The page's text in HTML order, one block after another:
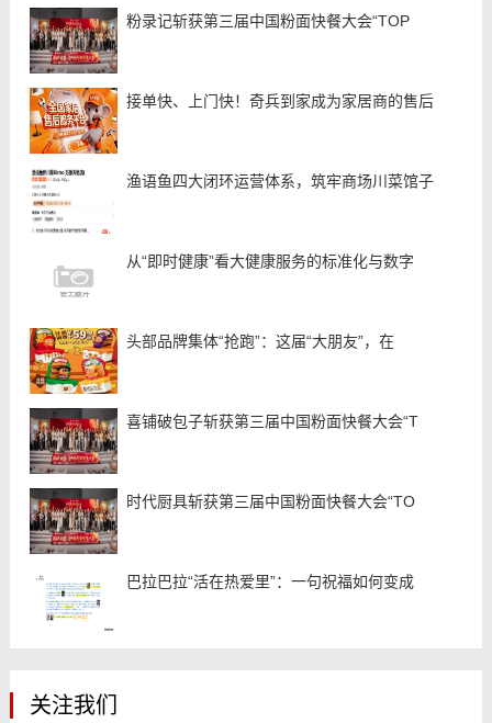
粉录记斩获第三届中国粉面快餐大会“TOP
接单快、上门快！奇兵到家成为家居商的售后
渔语鱼四大闭环运营体系，筑牢商场川菜馆子
从“即时健康”看大健康服务的标准化与数字
头部品牌集体“抢跑”：这届“大朋友”，在
喜铺破包子斩获第三届中国粉面快餐大会“T
时代厨具斩获第三届中国粉面快餐大会“TO
巴拉巴拉“活在热爱里”：一句祝福如何变成
关注我们